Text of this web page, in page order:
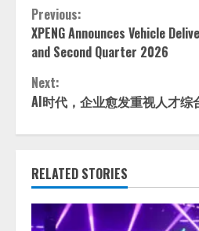
Continue
Reading
Previous:
XPENG Announces Vehicle
and Second Quarter 2026
Next:
AI时代，企业愈发重视人才综
RELATED STORIES